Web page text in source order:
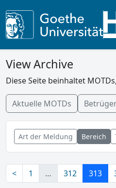
View Archive
Diese Seite beinhaltet
Aktuelle MOTDs
Art der Meldung Bereich
< 1 … 312 313